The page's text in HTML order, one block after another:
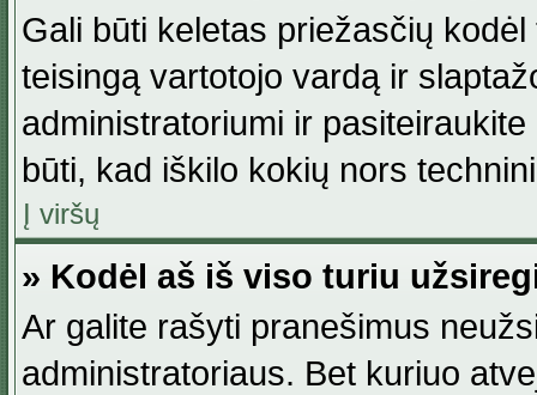
Gali būti keletas priežasčių
teisingą vartotojo vardą ir
administratoriumi ir
būti, kad iškilo kokių nors
Į viršų
» Kodėl aš iš viso turiu
Ar galite rašyti pranešimus
administratoriaus. Bet kuriuo